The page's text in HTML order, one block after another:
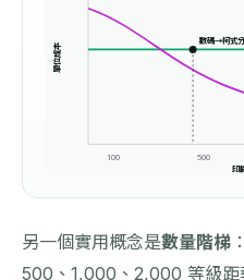
100 500
印
單位成本
數碼→柯式
另一個實用概念是數量階梯
500、1,000、2,000 等級距